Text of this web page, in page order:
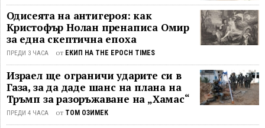
Одисеята на антигероя: как
Кристофър Нолан пренаписа Омир
за една скептична епоха
ПРЕДИ 3 ЧАСА от ЕКИП НА THE EPOCH TIMES
Израел ще ограничи ударите си в
Газа, за да даде шанс на плана на
Тръмп за разоръжаване на „Хамас“
ПРЕДИ 4 ЧАСА от ТОМ ОЗИМЕК